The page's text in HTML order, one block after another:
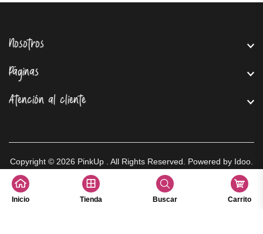
Inicio Tienda Buscar Carrito
Nosotros
Páginas
Atención al cliente
Copyright © 2026 PinkUp . All Rights Reserved. Powered by Idoo.